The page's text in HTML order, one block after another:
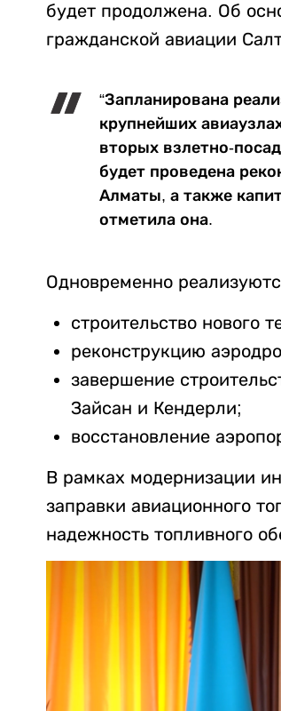
будет продолжена. Об
гражданской авиации
“Запланирована
крупнейших
вторых взлетно-
будет проведена
Алматы, а также
отметила она.
Одновременно
строительство нового
реконструкцию
завершение
Зайсан и Кендерли;
восстановление
В рамках модернизации
заправки авиационного
надежность топливного